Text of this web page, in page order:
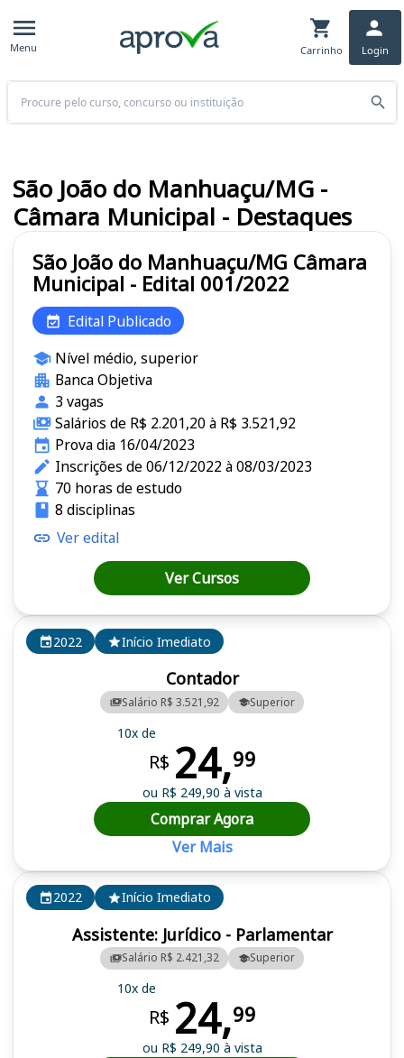
Menu Carrinho Login
Buscar
2022 Início Imediato
Assistente: Jurídico - Parlamentar
Salário R$ 2.421,32 Superior
10x de
R$ 24,99
ou R$ 249,90 à vista
2022 Início Imediato
Contador
Salário R$ 3.521,92 Superior
10x de
R$ 24,99
ou R$ 249,90 à vista
Comprar Agora
Ver Mais
São João do Manhuaçu/MG Câmara
Municipal - Edital 001/2022
Edital Publicado
Nível médio, superior
Banca Objetiva
3 vagas
Salários de R$ 2.201,20 à R$ 3.521,92
Prova dia 16/04/2023
Inscrições de 06/12/2022 à 08/03/2023
70 horas de estudo
8 disciplinas
Ver edital
Ver Cursos
São João do Manhuaçu/MG -
Câmara Municipal - Destaques